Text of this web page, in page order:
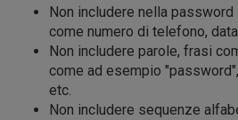
Non includere nella
come numero di telefono,
Non includere parole, frasi
come ad esempio
etc.
Non includere sequenze